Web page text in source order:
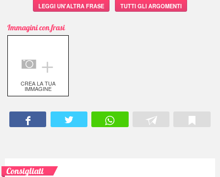
LEGGI UN'ALTRA FRASE TUTTI GLI ARGOMENTI
Immagini con frasi
＋
CREA LA TUA
IMMAGINE
Consigliati